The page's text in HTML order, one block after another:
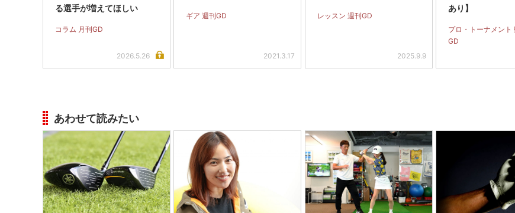
る選手が増えてほしい
コラム 月刊GD
2026.5.26
ギア 週刊GD
2021.3.17
レッスン 週刊GD
2025.9.9
あり】
プロ・トーナメント
GD
あわせて読みたい